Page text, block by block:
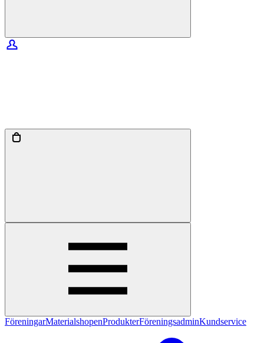
FöreningarMaterialshopenProdukterFöreningsadminKundservice